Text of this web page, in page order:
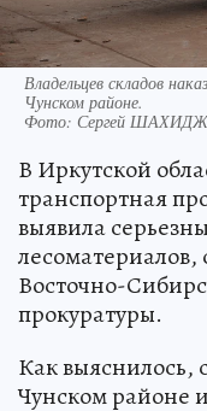
Владельцев складов
Чунском районе.
Фото: Сергей
В Иркутской
транспортная
выявила
Восточно-
прокуратуры.
Как выяснилось,
Чунском районе